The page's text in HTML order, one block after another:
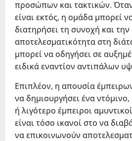
προσώπων και τακτικών.
είναι εκτός, η ομάδα μπορεί
διατηρήσει τη συνοχή και την
αποτελεσματικότητα στη
μπορεί να οδηγήσει σε
ειδικά εναντίον αντιπάλων
Επιπλέον, η απουσία
να δημιουργήσει ένα
ή λιγότερο έμπειροι
είναι τόσο ικανοί στο να
να επικοινωνούν